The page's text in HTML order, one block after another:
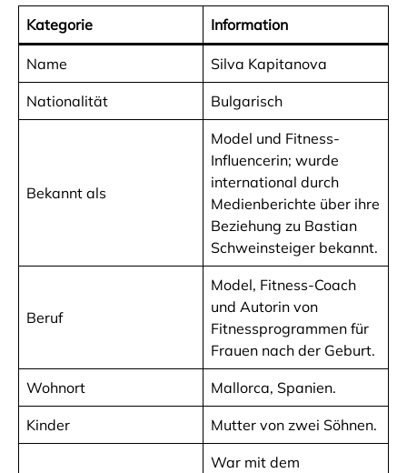
Kategorie Information
Name Silva Kapitanova
Nationalität Bulgarisch
Bekannt als
Model und Fitness-
Influencerin; wurde
international durch
Medienberichte über ihre
Beziehung zu Bastian
Schweinsteiger bekannt.
Beruf
Model, Fitness-Coach
und Autorin von
Fitnessprogrammen für
Frauen nach der Geburt.
Wohnort Mallorca, Spanien.
Kinder Mutter von zwei Söhnen.
War mit dem